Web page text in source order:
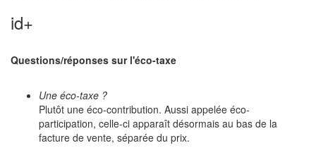
id+
Questions/réponses sur l'éco-taxe
Une éco-taxe ?
Plutôt une éco-contribution. Aussi appelée éco-
participation, celle-ci apparaît désormais au bas de la
facture de vente, séparée du prix.